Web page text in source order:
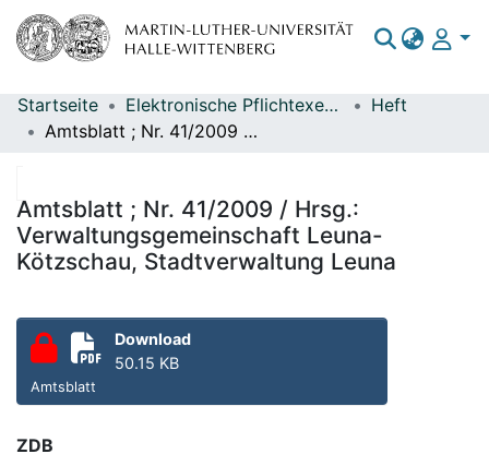
Bereiche & Sammlungen
Statistiken
Startseite Elektronische Pflichtexemplare
Heft
Amtsblatt ; Nr. 41/2009 / Hrsg.: Verwaltungsgemeinschaft Leuna-Kötzschau, Stadtverwaltung Leuna
Amtsblatt ; Nr. 41/2009 / Hrsg.:
Verwaltungsgemeinschaft Leuna-
Kötzschau, Stadtverwaltung Leuna
Download
50.15 KB
Amtsblatt
ZDB